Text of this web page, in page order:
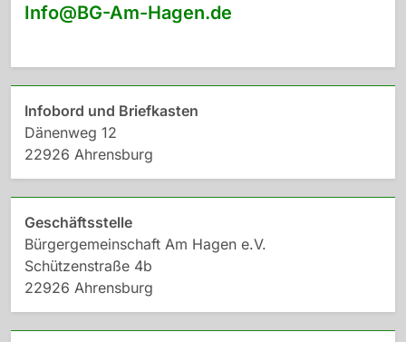
Info@BG-Am-Hagen.de
Infobord und Briefkasten
Dänenweg 12
22926 Ahrensburg
Geschäftsstelle
Bürgergemeinschaft Am Hagen e.V.
Schützenstraße 4b
22926 Ahrensburg